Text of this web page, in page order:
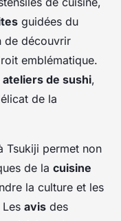
guidées du
de découvrir
emblématique.
ateliers de sushi,
de la
Tsukiji permet non
de la cuisine
la culture et les
avis des